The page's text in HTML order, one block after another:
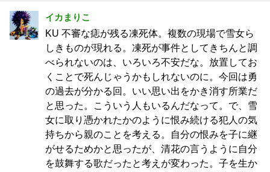
イカまりこ
KU 不審な痣が残る凍死体。複数の現場で雪女ら
しきものが現れる。凍死が事件としてきちんと調
べられないのは、いろいろ不安だな。放置してお
くことで死んじゃうかもしれないのに。今回は勇
の過去が分かる回。いい思い出をかき消す所業だ
と思った。こういう人もいるんだなって。で、雪
女に取り憑かれたかのように恨み続ける犯人の気
持ちから親のことを考える。自分の恨みを子に継
がせるためかと思ったが、清花の言うように自分
を鼓舞する歌だったと考えが変わった。子を生か